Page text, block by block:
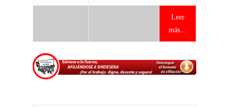
Leer
más…